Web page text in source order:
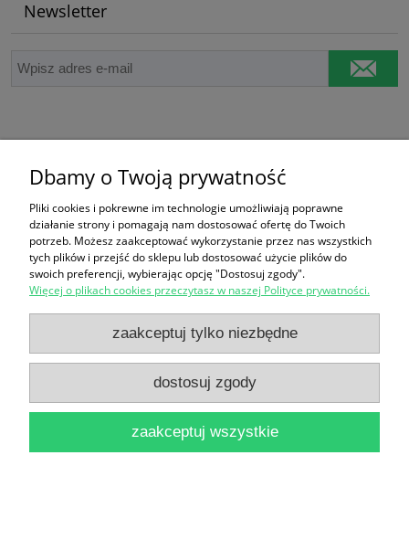
Newsletter
Ten produkt jest niedostępny.
Zakupy
Pomoc
Moje konto
Informacje
pokaż pełną wersję strony
Sklep internetowy Shoper Premium
Dbamy o Twoją prywatność
Pliki cookies i pokrewne im technologie umożliwiają poprawne
działanie strony i pomagają nam dostosować ofertę do Twoich
potrzeb. Możesz zaakceptować wykorzystanie przez nas wszystkich
tych plików i przejść do sklepu lub dostosować użycie plików do
swoich preferencji, wybierając opcję "Dostosuj zgody".
Więcej o plikach cookies przeczytasz w naszej Polityce prywatności.
zaakceptuj tylko niezbędne
dostosuj zgody
zaakceptuj wszystkie